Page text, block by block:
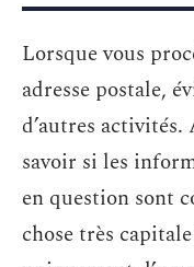
Lorsque vous
adresse postale,
d’autres activités.
savoir si les
en question sont
chose très